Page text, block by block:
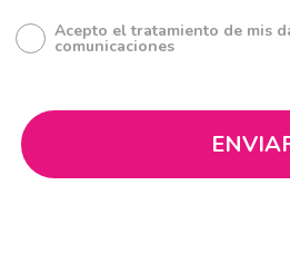
Acepto el tratamiento de mis
comunicaciones